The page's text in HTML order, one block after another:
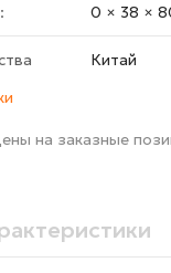
0 × 38 ×
Китай
на заказные